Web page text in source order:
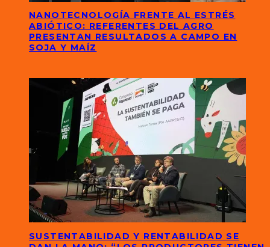
NANOTECNOLOGÍA FRENTE AL ESTRÉS
ABIÓTICO: REFERENTES DEL AGRO
PRESENTAN RESULTADOS A CAMPO EN
SOJA Y MAÍZ
SUSTENTABILIDAD Y RENTABILIDAD SE